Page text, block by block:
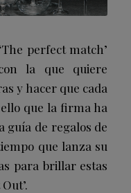
perfect match’
la que quiere
y hacer que cada
que la firma ha
guía de regalos de
que lanza su
para brillar estas